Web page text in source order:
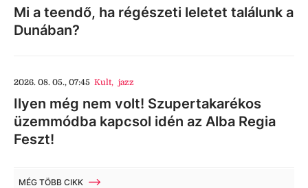
Mi a teendő, ha régészeti leletet találunk a
Dunában?
2026. 08. 05., 07:45 Kult, jazz
Ilyen még nem volt! Szupertakarékos
üzemmódba kapcsol idén az Alba Regia
Feszt!
MÉG TÖBB CIKK